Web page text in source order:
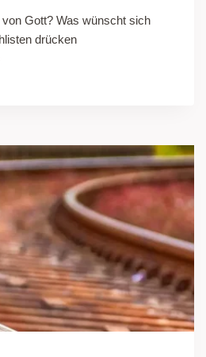
Gott? Was wünscht sich
drücken